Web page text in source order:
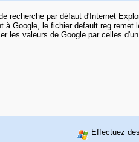
recherche par défaut d'Internet
à Google, le fichier default.reg remet
les valeurs de Google par celles
Effectuez